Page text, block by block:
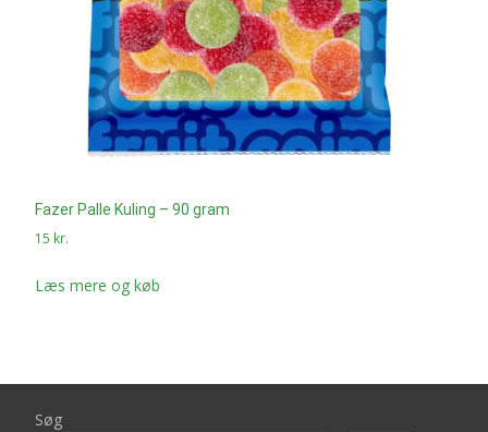
Fazer Palle Kuling – 90 gram
15 kr.
Læs mere og køb
Søg